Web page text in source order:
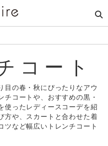
コート
目の春・秋にぴったりなアウ
チコートや、おすすめの黒・
使ったレディースコーデを紹
方や、スカートと合わせた着
ツなど幅広いトレンチコート